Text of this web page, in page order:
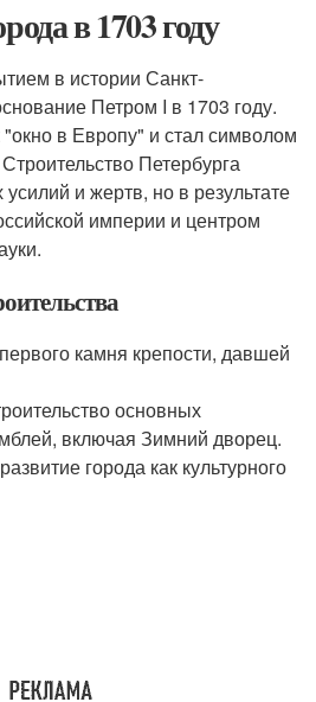
в 1703 году
в истории Санкт-
Петром I в 1703 году.
в Европу" и стал символом
Петербурга
и жертв, но в результате
империи и центром
камня крепости, давшей
основных
включая Зимний дворец.
города как культурного